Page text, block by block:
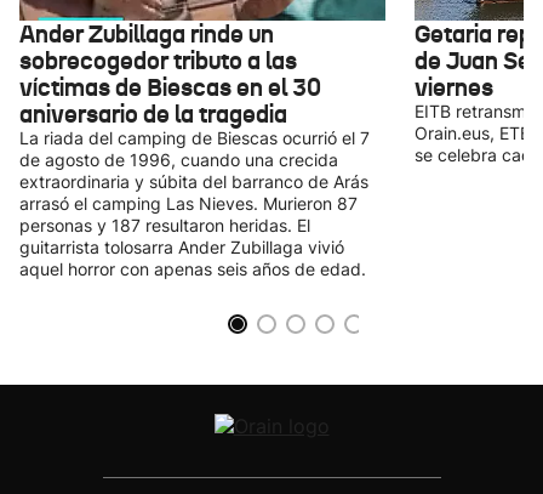
Ander Zubillaga rinde un
sobrecogedor tributo a las
víctimas de Biescas en el 30
aniversario de la tragedia
La riada del camping de Biescas ocurrió el 7
de agosto de 1996, cuando una crecida
extraordinaria y súbita del barranco de Arás
arrasó el camping Las Nieves. Murieron 87
personas y 187 resultaron heridas. El
guitarrista tolosarra Ander Zubillaga vivió
aquel horror con apenas seis años de edad.
Getaria
de Juan
viernes
EITB
Orain.eus,
se celebra